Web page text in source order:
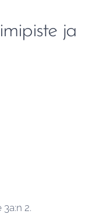
ja
2.